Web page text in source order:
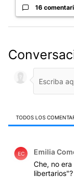
16
TODOS LOS
EC Emilia
Che, no